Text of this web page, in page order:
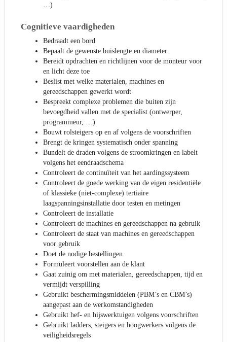
…)
Cognitieve vaardigheden
Bedraadt een bord
Bepaalt de gewenste buislengte en diameter
Bereidt opdrachten en richtlijnen voor de monteur voor
en licht deze toe
Beslist met welke materialen, machines en
gereedschappen gewerkt wordt
Bespreekt complexe problemen die buiten zijn
bevoegdheid vallen met de specialist (ontwerper,
programmeur, …)
Bouwt rolsteigers op en af volgens de voorschriften
Brengt de kringen systematisch onder spanning
Bundelt de draden volgens de stroomkringen en labelt
volgens het eendraadschema
Controleert de continuïteit van het aardingssysteem
Controleert de goede werking van de eigen residentiële
of klassieke (niet-complexe) tertiaire
laagspanningsinstallatie door testen en metingen
Controleert de installatie
Controleert de machines en gereedschappen na gebruik
Controleert de staat van machines en gereedschappen
voor gebruik
Doet de nodige bestellingen
Formuleert voorstellen aan de klant
Gaat zuinig om met materialen, gereedschappen, tijd en
vermijdt verspilling
Gebruikt beschermingsmiddelen (PBM’s en CBM’s)
aangepast aan de werkomstandigheden
Gebruikt hef- en hijswerktuigen volgens voorschriften
Gebruikt ladders, steigers en hoogwerkers volgens de
veiligheidsregels